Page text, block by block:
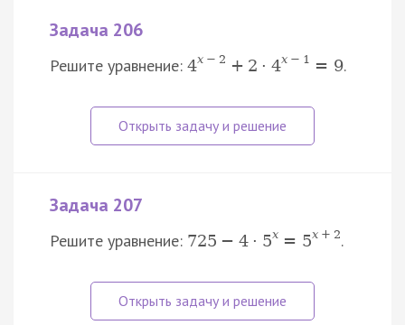
Задача 206
Решите уравнение: 4x − 2 + 2 ⋅ 4x − 1 = 9.
Задача 207
Решите уравнение: 725 − 4 ⋅ 5x = 5x + 2.